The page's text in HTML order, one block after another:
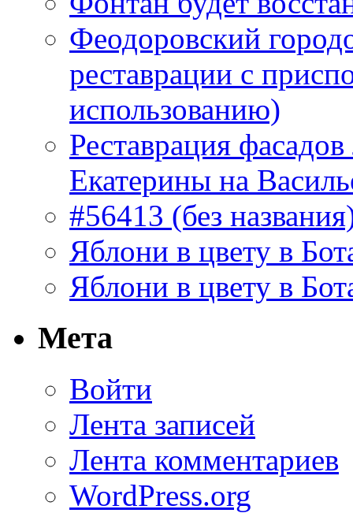
Феодоровский
реставрации с
использованию)
Реставрация
Екатерины на
#56413 (без
Яблони в цвету в
Яблони в цвету в
Мета
Войти
Лента записей
Лента комментариев
WordPress.org